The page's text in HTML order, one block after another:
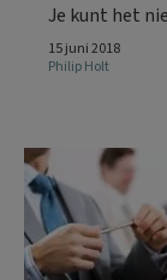
Je kunt het
15 juni 2018
Philip Holt